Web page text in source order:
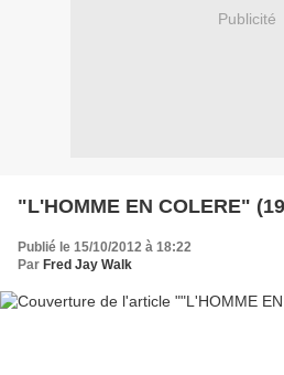
Publicité
"L'HOMME EN COLERE"
Publié le 15/10/2012 à 18:22
Par Fred Jay Walk